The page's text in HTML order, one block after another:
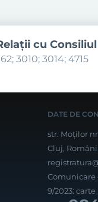
cu
3010; 3014; 4715
DATE DE
str. Moților
Cluj,
Comunicare
9/2023: